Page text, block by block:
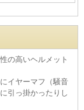
の高いヘルメット
イヤーマフ（騒音
引っ掛かったりし